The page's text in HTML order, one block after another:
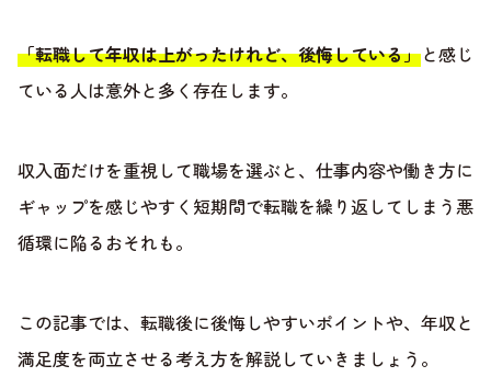
「転職して年収は上がったけれど、後悔している」と感じ
ている人は意外と多く存在します。
収入面だけを重視して職場を選ぶと、仕事内容や働き方に
ギャップを感じやすく短期間で転職を繰り返してしまう悪
循環に陥るおそれも。
この記事では、転職後に後悔しやすいポイントや、年収と
満足度を両立させる考え方を解説していきましょう。